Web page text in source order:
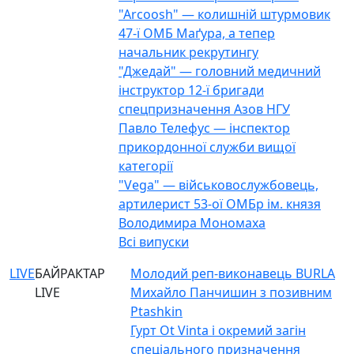
"Arcoosh" — колишній штурмовик
47-ї ОМБ Маґура, а тепер
начальник рекрутингу
"Джедай" — головний медичний
інструктор 12-ї бригади
спецпризначення Азов НГУ
Павло Телефус — інспектор
прикордонної служби вищої
категорії
"Vega" — військовослужбовець,
артилерист 53-ої ОМБр ім. князя
Володимира Мономаха
Всі випуски
LIVEБАЙРАКТАР
LIVE
Молодий реп-виконавець BURLA
Михайло Панчишин з позивним
Ptashkin
Гурт Ot Vinta і окремий загін
спеціального призначення